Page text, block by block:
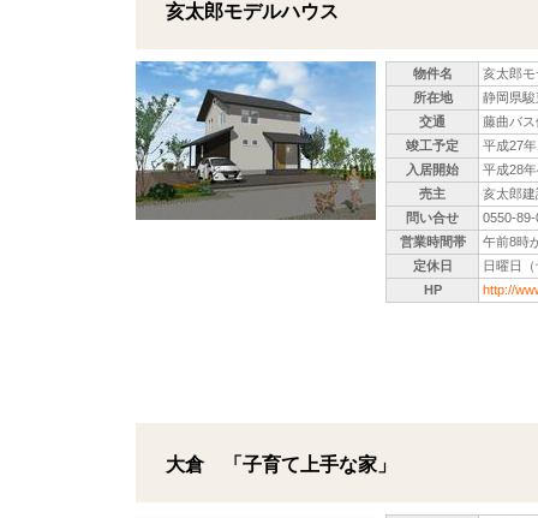
亥太郎モデルハウス
物件名
亥太郎
所在地
静岡県
交通
藤曲バ
竣工予定
平成27
入居開始
平成28
売主
亥太郎
問い合せ
0550-89-
営業時間帯
午前8時
定休日
日曜日
HP
http://
大倉 「子育て上手な家」